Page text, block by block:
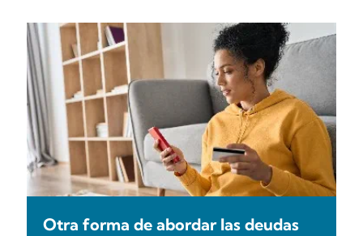
Otra forma de abordar las deudas